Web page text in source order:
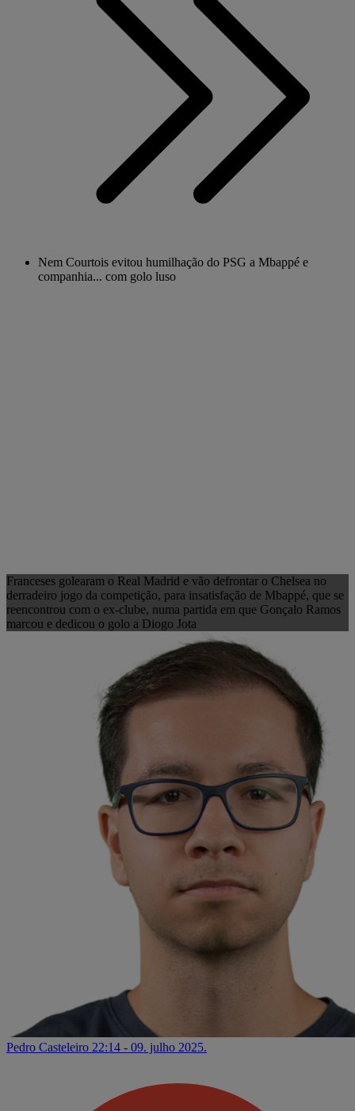
Nem Courtois evitou humilhação do PSG a Mbappé e
companhia... com golo luso
Franceses golearam o Real Madrid e vão defrontar o Chelsea no
derradeiro jogo da competição, para insatisfação de Mbappé, que se
reencontrou com o ex-clube, numa partida em que Gonçalo Ramos
marcou e dedicou o golo a Diogo Jota
Pedro Casteleiro 22:14 - 09. julho 2025.